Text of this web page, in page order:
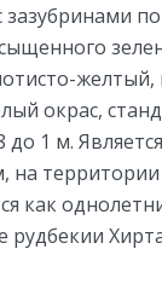
зазубринами
желтый,
окрас,
до 1 м. Является
на территории
как
рудбекии